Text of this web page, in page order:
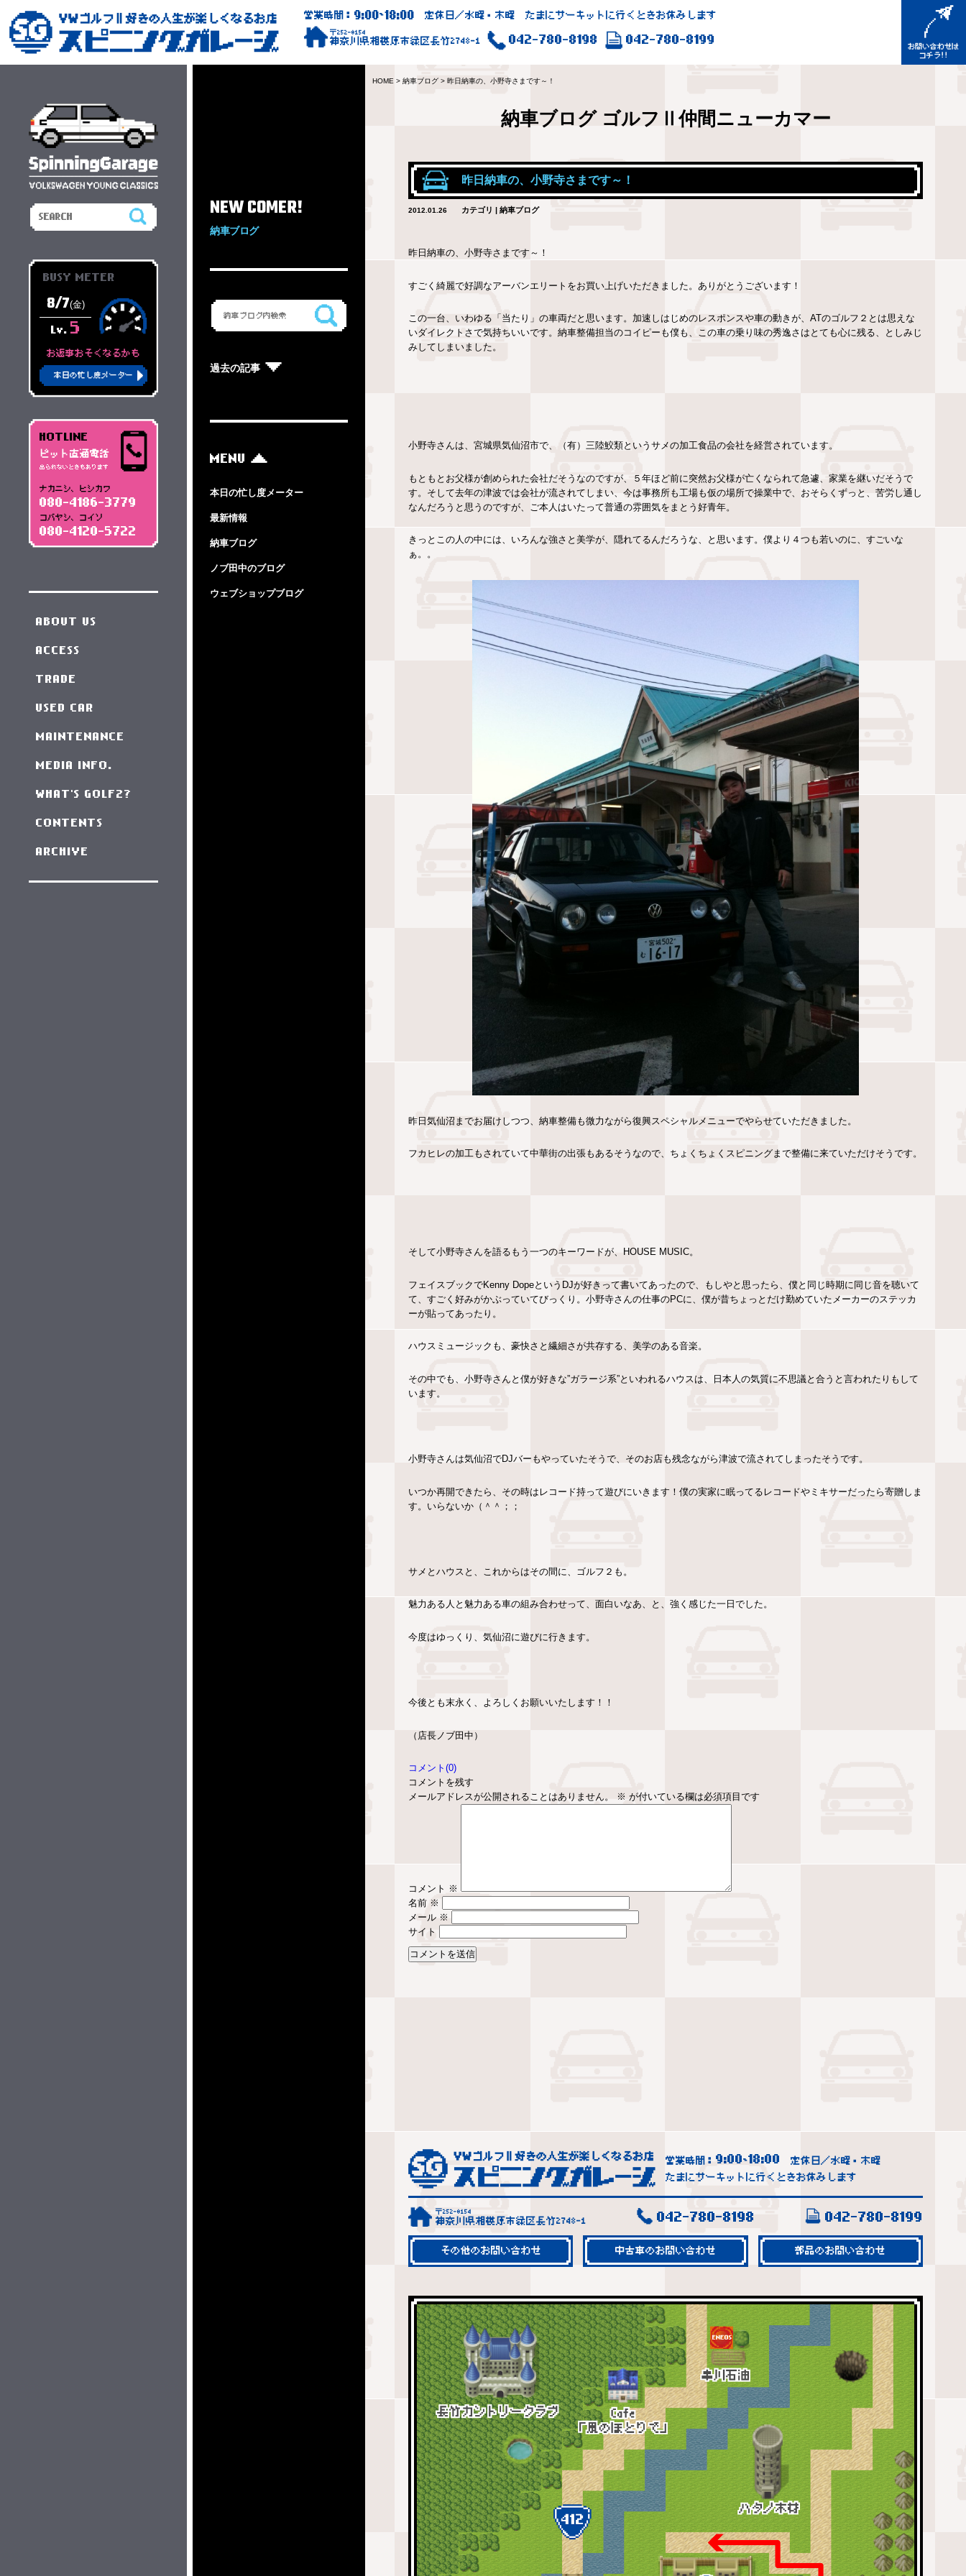
営業時間：9:00~18:00 定休日／水曜・木曜 たまにサーキットに行くときお休みします
〒252-0154
神奈川県相模原市緑区長竹2748-1 042-780-8198 042-780-8199
NEW COMER!
納車ブログ
過去の記事
MENU
本日の忙し度メーター
最新情報
納車ブログ
ノブ田中のブログ
ウェブショップブログ
HOME > 納車ブログ > 昨日納車の、小野寺さまです～！
納車ブログ ゴルフⅡ仲間ニューカマー
昨日納車の、小野寺さまです～！
2012.01.26 カテゴリ | 納車ブログ
昨日納車の、小野寺さまです～！
すごく綺麗で好調なアーバンエリートをお買い上げいただきました。ありがとうございます！
この一台、いわゆる「当たり」の車両だと思います。加速しはじめのレスポンスや車の動きが、ATのゴルフ２とは思えな
いダイレクトさで気持ちいいです。納車整備担当のコイピーも僕も、この車の乗り味の秀逸さはとても心に残る、としみじ
みしてしまいました。
小野寺さんは、宮城県気仙沼市で、（有）三陸鮫類というサメの加工食品の会社を経営されています。
もともとお父様が創められた会社だそうなのですが、５年ほど前に突然お父様が亡くなられて急遽、家業を継いだそうで
す。そして去年の津波では会社が流されてしまい、今は事務所も工場も仮の場所で操業中で、おそらくずっと、苦労し通し
なんだろうと思うのですが、ご本人はいたって普通の雰囲気をまとう好青年。
きっとこの人の中には、いろんな強さと美学が、隠れてるんだろうな、と思います。僕より４つも若いのに、すごいな
ぁ。。
昨日気仙沼までお届けしつつ、納車整備も微力ながら復興スペシャルメニューでやらせていただきました。
フカヒレの加工もされていて中華街の出張もあるそうなので、ちょくちょくスピニングまで整備に来ていただけそうです。
そして小野寺さんを語るもう一つのキーワードが、HOUSE MUSIC。
フェイスブックでKenny DopeというDJが好きって書いてあったので、もしやと思ったら、僕と同じ時期に同じ音を聴いて
て、すごく好みがかぶっていてびっくり。小野寺さんの仕事のPCに、僕が昔ちょっとだけ勤めていたメーカーのステッカ
ーが貼ってあったり。
ハウスミュージックも、豪快さと繊細さが共存する、美学のある音楽。
その中でも、小野寺さんと僕が好きな”ガラージ系”といわれるハウスは、日本人の気質に不思議と合うと言われたりもして
います。
小野寺さんは気仙沼でDJバーもやっていたそうで、そのお店も残念ながら津波で流されてしまったそうです。
いつか再開できたら、その時はレコード持って遊びにいきます！僕の実家に眠ってるレコードやミキサーだったら寄贈しま
す。いらないか（＾＾；；
サメとハウスと、これからはその間に、ゴルフ２も。
魅力ある人と魅力ある車の組み合わせって、面白いなあ、と、強く感じた一日でした。
今度はゆっくり、気仙沼に遊びに行きます。
今後とも末永く、よろしくお願いいたします！！
（店長ノブ田中）
コメント(0)
コメントを残す
メールアドレスが公開されることはありません。
※ が付いている欄は必須項目です
コメント ※
名前 ※
メール ※
サイト
営業時間： 9:00~18:00
定休日／水曜・木曜
たまにサーキットに行くときお休みします
〒252-0154
神奈川県相模原市緑区長竹2748-1 042-780-8198 042-780-8199
その他のお問い合わせ 中古車のお問い合わせ 部品のお問い合わせ
BUSY METER
8/7(金)
Lv. 5
お返事おそくなるかも
本日の忙し度メーター
HOTLINE
ピット直通電話
出られないときもあります
ナカニシ、ヒシカワ
080-4186-3779
コバヤシ、コイソ
080-4120-5722
ABOUT US
ACCESS
TRADE
USED CAR
MAINTENANCE
MEDIA INFO.
WHAT'S GOLF2?
CONTENTS
ARCHIVE